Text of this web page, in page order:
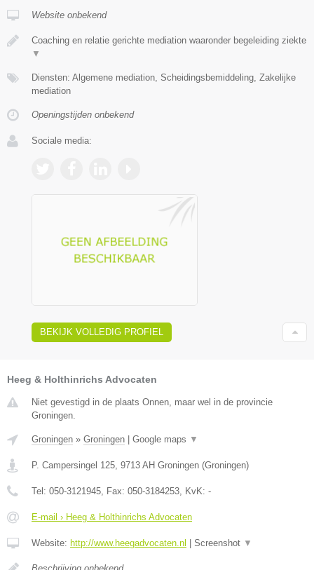
Website onbekend
Coaching en relatie gerichte mediation waaronder begeleiding ziekte
▼
Diensten: Algemene mediation, Scheidingsbemiddeling, Zakelijke
mediation
Openingstijden onbekend
Sociale media:
BEKIJK VOLLEDIG PROFIEL
Heeg & Holthinrichs Advocaten
Niet gevestigd in de plaats Onnen, maar wel in de provincie
Groningen.
Groningen » Groningen Google maps ▼
P. Campersingel 125 9713 AH Groningen (Groningen)
Tel: 050-3121945 , Fax: 050-3184253 , KvK: -
E-mail › Heeg & Holthinrichs Advocaten
Website: http://www.heegadvocaten.nl Screenshot ▼